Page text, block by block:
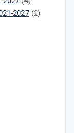
2027(2)